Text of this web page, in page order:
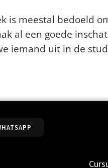
is meestal bedoeld
al een goede
iemand uit in de